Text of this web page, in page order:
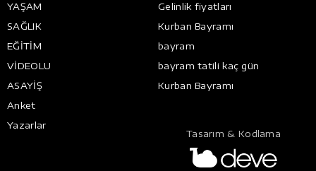
YAŞAM
SAĞLIK
EĞİTİM
VİDEOLU
ASAYİŞ
Anket
Yazarlar
Gelinlik fiyatları
Kurban Bayramı
bayram
bayram tatili kaç gün
Kurban Bayramı
Tasarım & Kodlama